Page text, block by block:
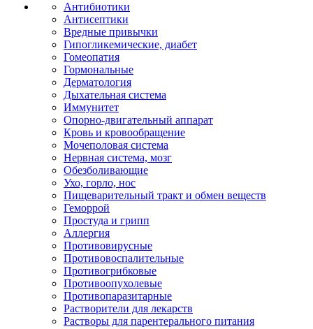
Антибиотики
Антисептики
Вредные привычки
Гипогликемические, диабет
Гомеопатия
Гормональные
Дерматология
Дыхательная система
Иммунитет
Опорно-двигательный аппарат
Кровь и кровообращение
Мочеполовая система
Нервная система, мозг
Обезболивающие
Ухо, горло, нос
Пищеварительный тракт и обмен веществ
Геморрой
Простуда и грипп
Аллергия
Противовирусные
Противовоспалительные
Противогрибковые
Противоопухолевые
Противопаразитарные
Растворители для лекарств
Растворы для парентерального питания